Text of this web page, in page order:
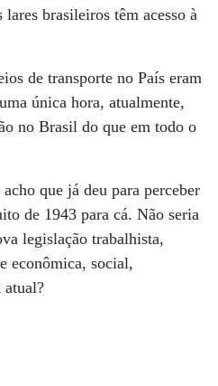
brasileiros têm acesso à
de transporte no País eram
única hora, atualmente,
no Brasil do que em todo o
que já deu para perceber
de 1943 para cá. Não seria
legislação trabalhista,
econômica, social,
atual?